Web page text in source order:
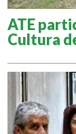
ATE
Cultura